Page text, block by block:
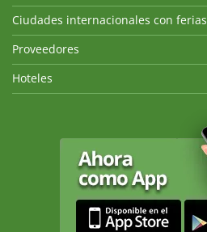
Ciudades internacionales con ferias
Proveedores
Hoteles